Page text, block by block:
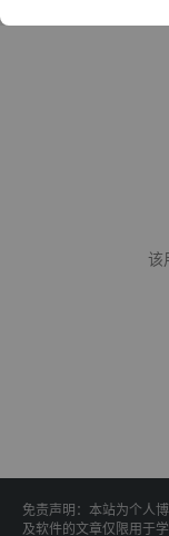
该
免责声明：本站为个人
及软件的文章仅限用于